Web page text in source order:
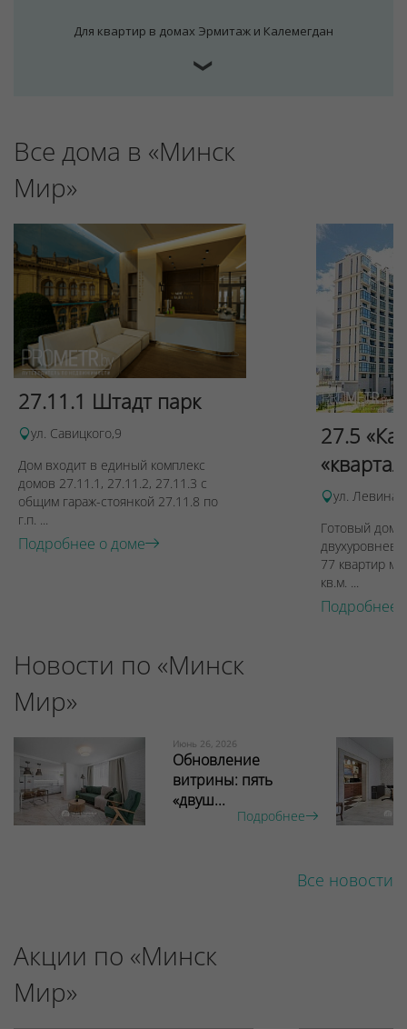
Для квартир в домах Эрмитаж и Калемегдан
❯
Все дома в «Минск
Мир»
27.11.1 Штадт парк
ул. Савицкого,9
Дом входит в единый комплекс
домов 27.11.1, 27.11.2, 27.11.3 с
общим гараж-стоянкой 27.11.8 по
г.п. ...
Подробнее о доме
27.5
ул. Левина,
Готовый дом
77 квартир
кв.м. ...
Подробнее
Новости по «Минск
Мир»
Июнь 26, 2026
Обновление
витрины: пять
«двуш...
Подробнее
Все новости
Акции по «Минск
Мир»